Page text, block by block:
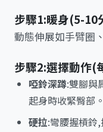
步驟1:暖身(5-10
動態伸展如手臂圈
步驟2:選擇動作(
啞鈴深蹲:雙腳與
起身時收緊臀部
硬拉:彎腰握槓鈴